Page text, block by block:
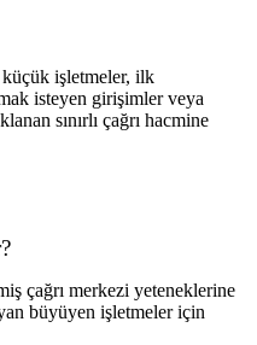
küçük işletmeler, ilk
isteyen girişimler veya
sınırlı çağrı hacmine
çağrı merkezi yeteneklerine
büyüyen işletmeler için